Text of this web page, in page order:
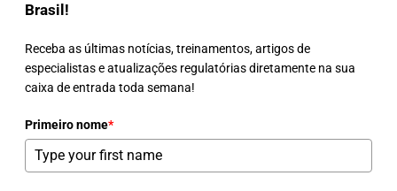
Brasil!
Receba as últimas notícias, treinamentos, artigos de
especialistas e atualizações regulatórias diretamente na sua
caixa de entrada toda semana!
Primeiro nome*